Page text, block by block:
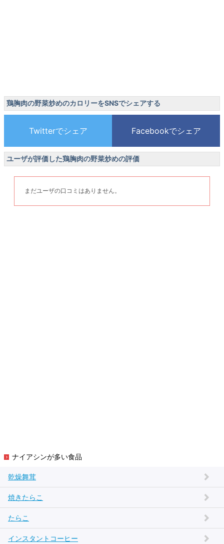
鶏胸肉の野菜炒めのカロリーをSNSでシェアする
ユーザが評価した鶏胸肉の野菜炒めの評価
まだユーザの口コミはありません。
ナイアシンが多い食品
乾燥舞茸
焼きたらこ
たらこ
インスタントコーヒー